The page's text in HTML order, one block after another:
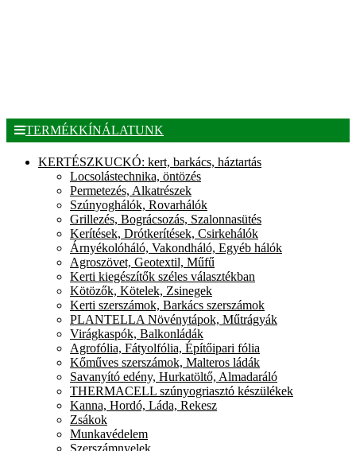
TERMÉKKÍNÁLATUNK
KERTÉSZKUCKÓ: kert, barkács, háztartás
Locsolástechnika, öntözés
Permetezés, Alkatrészek
Szúnyoghálók, Rovarhálók
Grillezés, Bográcsozás, Szalonnasütés
Kerítések, Drótkerítések, Csirkehálók
Árnyékolóháló, Vakondháló, Egyéb hálók
Agroszövet, Geotextil, Műfű
Kerti kiegészítők széles választékban
Kötözők, Kötelek, Zsinegek
Kerti szerszámok, Barkács szerszámok
PLANTELLA Növénytápok, Műtrágyák
Virágkaspók, Balkonládák
Agrofólia, Fátyolfólia, Építőipari fólia
Kőműves szerszámok, Malteros ládák
Savanyító edény, Hurkatöltő, Almadaráló
THERMACELL szúnyogriasztó készülékek
Kanna, Hordó, Láda, Rekesz
Zsákok
Munkavédelem
Szerszámnyelek